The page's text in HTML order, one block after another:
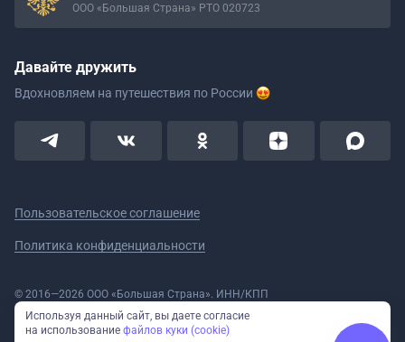
ООО «Большая Страна» РТО 020723
Давайте дружить
Вдохновляем на путешествия по России
Пользовательское соглашение
Политика конфиденциальности
© 2016—2026 ООО «Большая Страна». ИНН/КПП
5908078160/590801001 ОГРН 1185958020533
Номер в реестре Роскомнадзора № 59-18-006319 (Приказ № 321 от
11.10.2018)
Используя данный сайт, вы даете согласие
на использование файлов куки (cookie)